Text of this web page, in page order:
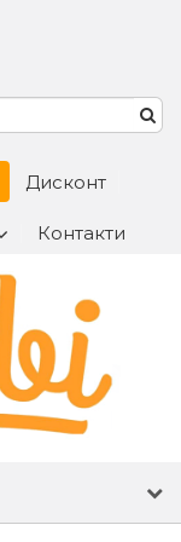
Дисконт
Контакти